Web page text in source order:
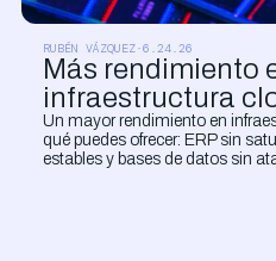
CLOUD Y SISTEMAS
RUBÉN VÁZQUEZ·6.24.26
Más rendimiento
infraestructura
Un mayor rendimiento en
qué puedes ofrecer: ERP sin
estables y bases de datos sin